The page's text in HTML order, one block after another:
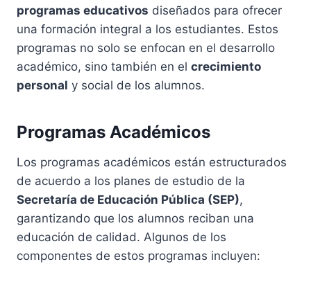
programas educativos diseñados para ofrecer
una formación integral a los estudiantes. Estos
programas no solo se enfocan en el desarrollo
académico, sino también en el crecimiento
personal y social de los alumnos.
Programas Académicos
Los programas académicos están estructurados
de acuerdo a los planes de estudio de la
Secretaría de Educación Pública (SEP),
garantizando que los alumnos reciban una
educación de calidad. Algunos de los
componentes de estos programas incluyen: